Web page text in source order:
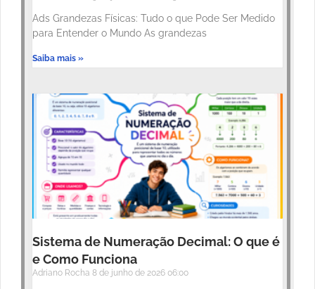
Ads Grandezas Físicas: Tudo o que Pode Ser Medido
para Entender o Mundo As grandezas
Saiba mais »
Sistema de Numeração Decimal: O que é
e Como Funciona
Adriano Rocha 8 de junho de 2026 06:00